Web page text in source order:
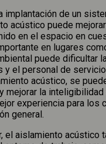
implantación de un
acústico puede
en el espacio en
en lugares
puede dificultar
el personal de
acústico, se
mejorar la inteligibilidad
experiencia para los
general.
el aislamiento acústico